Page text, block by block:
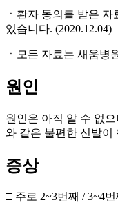
ㆍ환자 동의를 받은
있습니다. (2020.12.04)
ㆍ모든 자료는 새움병
원인
원인은 아직 알 수 없
와 같은 불편한 신발이
증상
□ 주로 2~3번째 / 3~4